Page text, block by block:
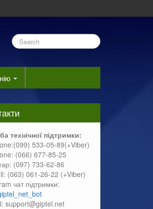
технічної підтримки:
533-05-89(+Viber)
(066) 677-85-25
(097) 733-62-86
(063) 061-26-22 (+Viber)
чат підтримки:
support@giptel.net